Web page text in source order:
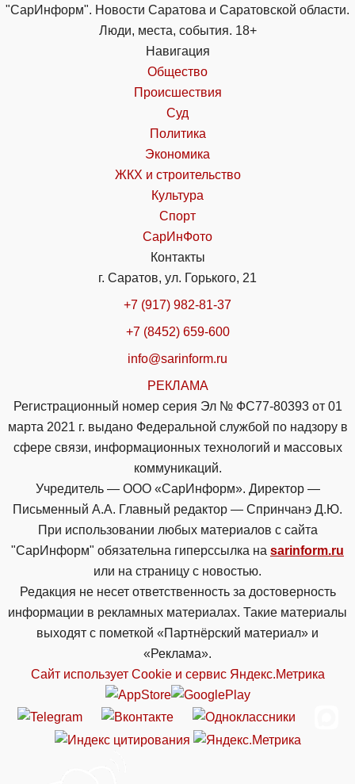
"СарИнформ". Новости Саратова и Саратовской области.
Люди, места, события. 18+
Навигация
Общество
Происшествия
Суд
Политика
Экономика
ЖКХ и строительство
Культура
Спорт
СарИнФото
Контакты
г. Саратов, ул. Горького, 21
+7 (917) 982-81-37
+7 (8452) 659-600
info@sarinform.ru
РЕКЛАМА
Регистрационный номер серия Эл № ФС77-80393 от 01
марта 2021 г. выдано Федеральной службой по надзору в
сфере связи, информационных технологий и массовых
коммуникаций.
Учредитель — ООО «СарИнформ». Директор —
Письменный А.А. Главный редактор — Спринчанэ Д.Ю.
При использовании любых материалов с сайта
"СарИнформ" обязательна гиперссылка на sarinform.ru
или на страницу с новостью.
Редакция не несет ответственность за достоверность
информации в рекламных материалах. Такие материалы
выходят с пометкой «Партнёрский материал» и
«Реклама».
Сайт использует Cookie и сервиc Яндекс.Метрика